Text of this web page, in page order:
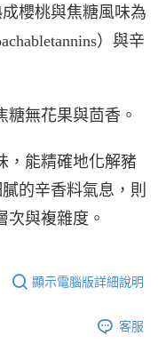
櫻桃與焦糖風味為
）與辛
糖無花果與茴香。
，能精確地化解豬
的辛香料氣息，則
次與複雜度。
顯示電腦版詳細說明
客服